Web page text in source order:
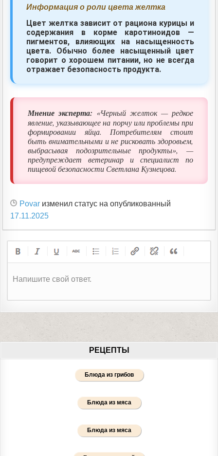
Информация о роли цвета желтка
Цвет желтка зависит от рациона курицы и
содержания в корме каротиноидов —
пигментов, влияющих на насыщенность
цвета. Обычно более насыщенный цвет
говорит о хорошем питании, но не всегда
отражает безопасность продукта.
Мнение эксперта: «Черный желток — редкое
явление, указывающее на порчу или проблемы при
формировании яйца. Потребителям стоит
быть внимательными и не рисковать здоровьем,
выбрасывая подозрительные продукты», —
предупреждает ветеринар и специалист по
пищевой безопасности Светлана Кузнецова.
Povar изменил статус на опубликованный
17.11.2025
Напишите свой ответ.
РЕЦЕПТЫ
Блюда из грибов
Блюда из мяса
Блюда из мяса